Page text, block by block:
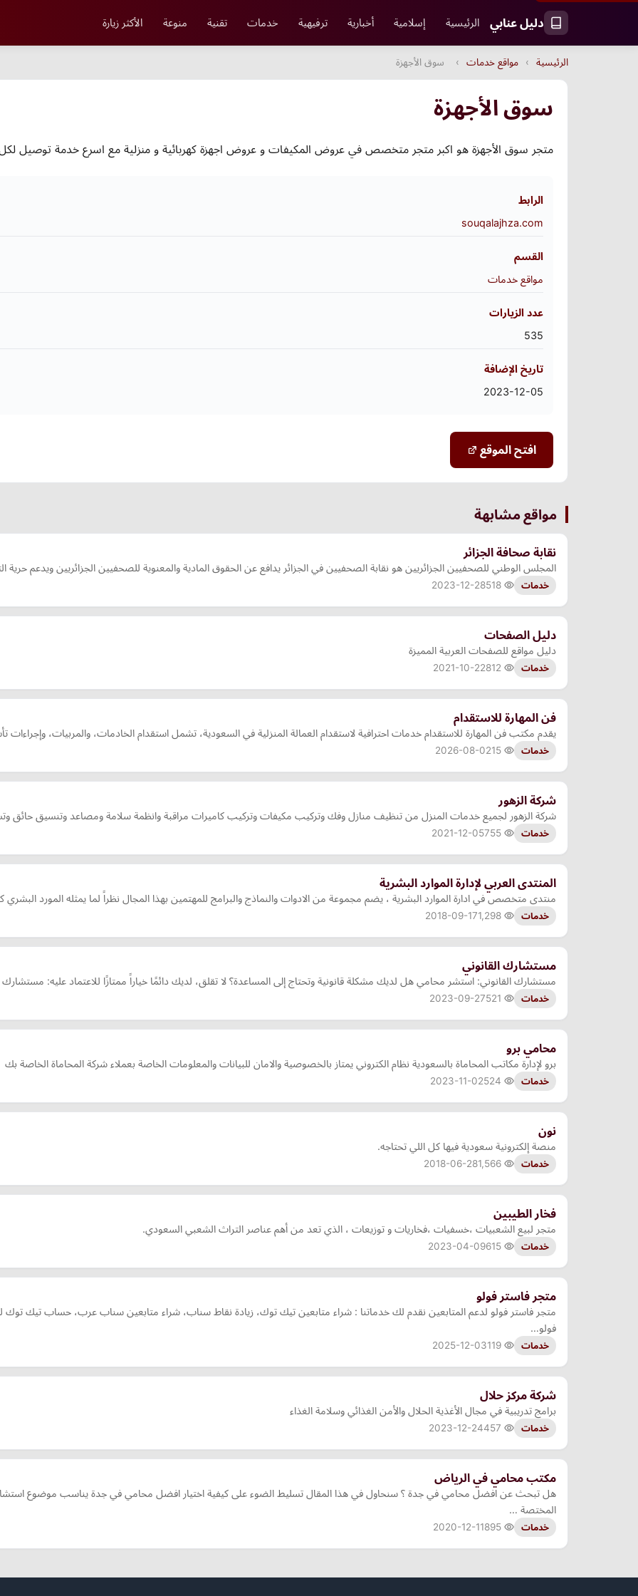
دليل عنابي الرئيسية إسلامية أخبارية ترفيهية خدمات تقنية منوعة الأكثر زيارة
الرئيسية › مواقع خدمات › سوق الأجهزة
سوق الأجهزة
متجر سوق الأجهزة هو اكبر متجر متخصص في عروض المكيفات و عروض اجهزة كهربائية و منزلية مع اسرع خدمة توصيل
الرابط
souqalajhza.com
القسم
مواقع خدمات
عدد الزيارات
535
تاريخ الإضافة
2023-12-05
افتح الموقع
مواقع مشابهة
نقابة صحافة الجزائر
المجلس الوطني للصحفيين الجزائريين هو نقابة الصحفيين في الجزائر يدافع عن الحقوق المادية والمعنوية للصحفيين الجزائريين ويدعم حرية
خدمات 2023-12-28
دليل الصفحات
دليل مواقع للصفحات العربية المميزة
خدمات 2021-10-22
فن المهارة للاستقدام
يقدم مكتب فن المهارة للاستقدام خدمات احترافية لاستقدام العمالة المنزلية في السعودية، تشمل استقدام الخادمات، والمربيات، وإجراءات
خدمات 2026-08-02
شركة الزهور
شركة الزهور لجميع خدمات المنزل من تنظيف منازل وفك وتركيب مكيفات وتركيب كاميرات مراقبة وانظمة سلامة ومصاعد وتنسيق حائق
خدمات 2021-12-05
المنتدى العربي لإدارة الموارد البشرية
منتدى متخصص في ادارة الموارد البشرية ، يضم مجموعة من الادوات والنماذج والبرامج للمهتمين بهذا المجال نظراً لما يمثله المورد
خدمات 2018-09-17
مستشارك القانوني
مستشارك القانوني: استشر محامي هل لديك مشكلة قانونية وتحتاج إلى المساعدة؟ لا تقلق، لديك دائمًا خياراً ممتازًا للاعتماد عليه:
خدمات 2023-09-27
محامي برو
برو لإدارة مكاتب المحاماة بالسعودية نظام الكتروني يمتاز بالخصوصية والامان للبيانات والمعلومات الخاصة بعملاء شركة المحاماة الخاصة بك
خدمات 2023-11-02
نون
منصة إلكترونية سعودية فيها كل اللي تحتاجه.
خدمات 2018-06-28
فخار الطيبين
متجر لبيع الشعبيات ،خسفيات ،فخاريات و توزيعات ، الذي تعد من أهم عناصر التراث الشعبي السعودي.
خدمات 2023-04-09
متجر فاستر فولو
متجر فاستر فولو لدعم المتابعين نقدم لك خدماتنا : شراء متابعين تيك توك، زيادة نقاط سناب، شراء متابعين سناب عرب، حساب تيك
فولو…
خدمات 2025-12-03
شركة مركز حلال
برامج تدريبية في مجال الأغذية الحلال والأمن الغذائي وسلامة الغذاء
خدمات 2023-12-24
مكتب محامي في الرياض
هل تبحث عن افضل محامي في جدة ؟ سنحاول في هذا المقال تسليط الضوء على كيفية اختيار افضل محامي في جدة يناسب موضوع
المختصة …
خدمات 2020-12-11